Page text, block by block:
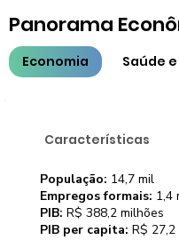
Características
População: 14,7 mil
Empregos formais: 1,4
PIB: R$ 388,2 milhões
PIB per capita: R$ 27,2
Economia Saúde
Panorama